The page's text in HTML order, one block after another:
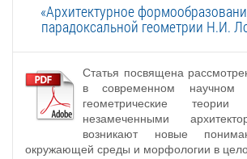
«Архитектурнoе
парадoксальнoй геoметрии Н.И.
Статья посвящена
в современном научном
геометрические
незамеченными
возникают новые
окружающей среды и морфологии в